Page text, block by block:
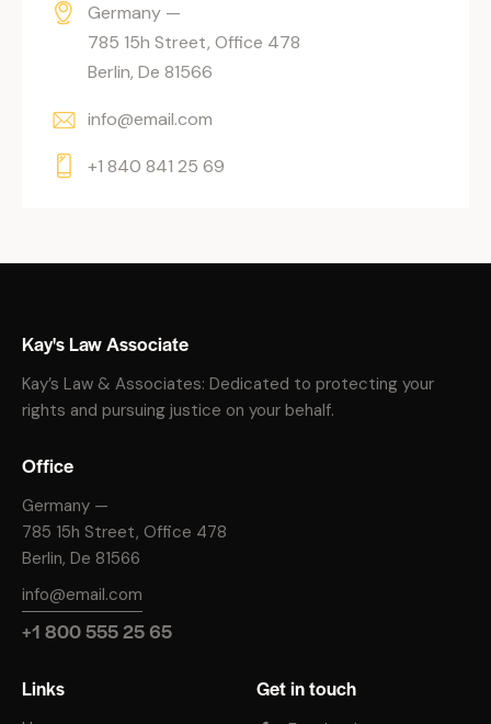
Germany —
785 15h Street, Office 478
Berlin, De 81566
info@email.com
+1 840 841 25 69
Kay's Law Associate
Kay’s Law & Associates: Dedicated to protecting your
rights and pursuing justice on your behalf.
Office
Germany —
785 15h Street, Office 478
Berlin, De 81566
info@email.com
+1 800 555 25 65
Links Get in touch